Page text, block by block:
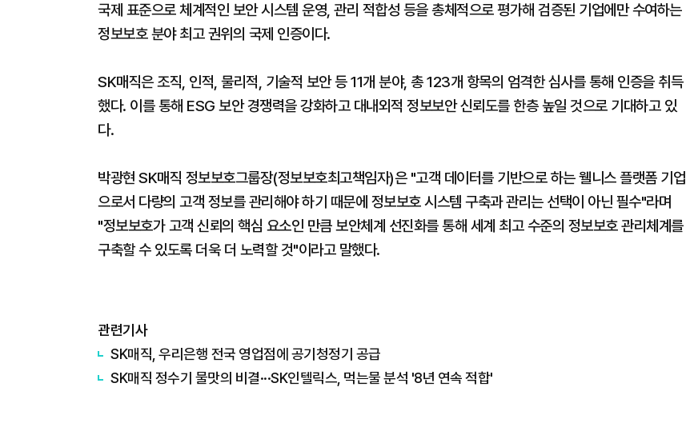
국제 표준으로 체계적인 보안 시스템 운영, 관리 적합성 등을 총체적으로 평가해 검증된 기업에만 수여하는
정보보호 분야 최고 권위의 국제 인증이다.
SK매직은 조직, 인적, 물리적, 기술적 보안 등 11개 분야, 총 123개 항목의 엄격한 심사를 통해 인증을 취득
했다. 이를 통해 ESG 보안 경쟁력을 강화하고 대내외적 정보보안 신뢰도를 한층 높일 것으로 기대하고 있
다.
박광현 SK매직 정보보호그룹장(정보보호최고책임자)은 "고객 데이터를 기반으로 하는 웰니스 플랫폼 기업
으로서 다량의 고객 정보를 관리해야 하기 때문에 정보보호 시스템 구축과 관리는 선택이 아닌 필수"라며
"정보보호가 고객 신뢰의 핵심 요소인 만큼 보안체계 선진화를 통해 세계 최고 수준의 정보보호 관리체계를
구축할 수 있도록 더욱 더 노력할 것"이라고 말했다.
관련기사
SK매직, 우리은행 전국 영업점에 공기청정기 공급
SK매직 정수기 물맛의 비결···SK인텔릭스, 먹는물 분석 '8년 연속 적합'